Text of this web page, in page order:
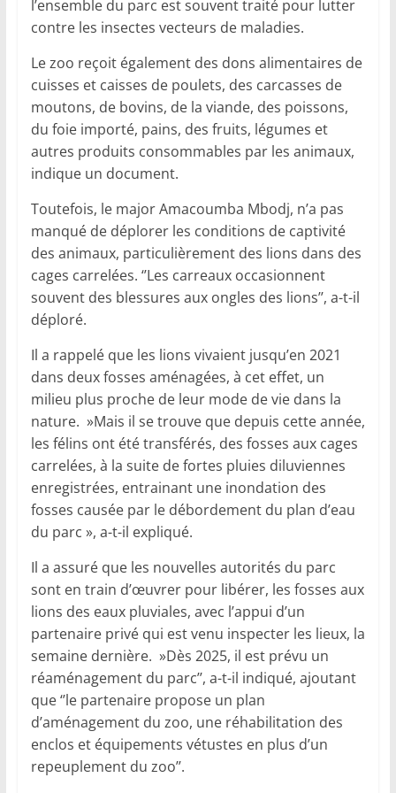
l’ensemble du parc est souvent traité pour lutter
contre les insectes vecteurs de maladies.
Le zoo reçoit également des dons alimentaires de
cuisses et caisses de poulets, des carcasses de
moutons, de bovins, de la viande, des poissons,
du foie importé, pains, des fruits, légumes et
autres produits consommables par les animaux,
indique un document.
Toutefois, le major Amacoumba Mbodj, n’a pas
manqué de déplorer les conditions de captivité
des animaux, particulièrement des lions dans des
cages carrelées. ‘’Les carreaux occasionnent
souvent des blessures aux ongles des lions’’, a-t-il
déploré.
Il a rappelé que les lions vivaient jusqu’en 2021
dans deux fosses aménagées, à cet effet, un
milieu plus proche de leur mode de vie dans la
nature. »Mais il se trouve que depuis cette année,
les félins ont été transférés, des fosses aux cages
carrelées, à la suite de fortes pluies diluviennes
enregistrées, entrainant une inondation des
fosses causée par le débordement du plan d’eau
du parc », a-t-il expliqué.
Il a assuré que les nouvelles autorités du parc
sont en train d’œuvrer pour libérer, les fosses aux
lions des eaux pluviales, avec l’appui d’un
partenaire privé qui est venu inspecter les lieux, la
semaine dernière. »Dès 2025, il est prévu un
réaménagement du parc’’, a-t-il indiqué, ajoutant
que ‘’le partenaire propose un plan
d’aménagement du zoo, une réhabilitation des
enclos et équipements vétustes en plus d’un
repeuplement du zoo’’.